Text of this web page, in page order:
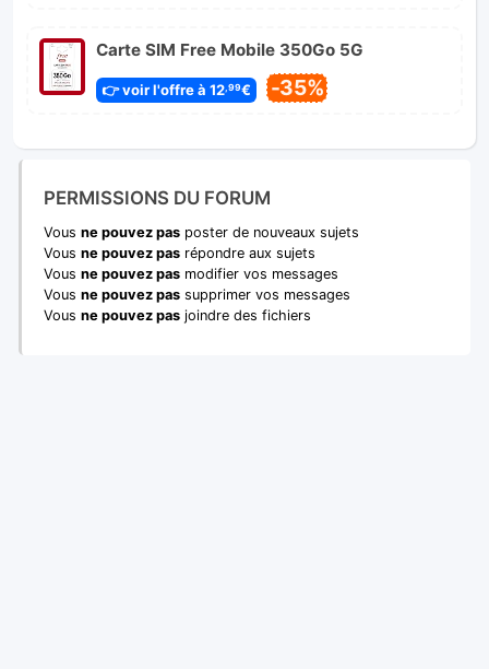
Carte SIM Free Mobile 350Go 5G
👉 voir l'offre à 12,99€ -35%
PERMISSIONS DU FORUM
Vous ne pouvez pas poster de nouveaux sujets
Vous ne pouvez pas répondre aux sujets
Vous ne pouvez pas modifier vos messages
Vous ne pouvez pas supprimer vos messages
Vous ne pouvez pas joindre des fichiers